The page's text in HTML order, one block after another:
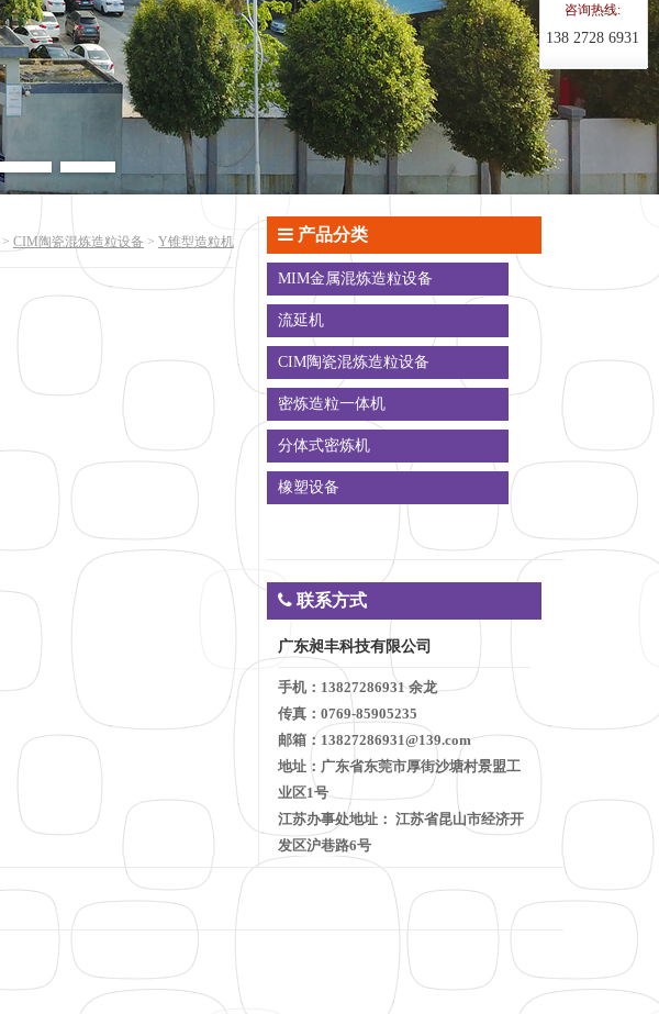
> CIM陶瓷混炼造粒设备 > Y锥型造粒机 产品分类
MIM金属混炼造粒设备
流延机
CIM陶瓷混炼造粒设备
密炼造粒一体机
分体式密炼机
橡塑设备
联系方式
广东昶丰科技有限公司
手机：13827286931 余龙
传真：0769-85905235
邮箱：13827286931@139.com
地址：广东省东莞市厚街沙塘村景盟工
业区1号
江苏办事处地址： 江苏省昆山市经济开
发区沪巷路6号
咨询热线:
138 2728 6931